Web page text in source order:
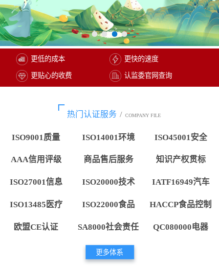
更低的成本 更快的速度
更贴心的收费 认监委官网查询
热门认证服务 / COMPANY FILE
ISO9001质量 ISO14001环境 ISO45001安全
AAA信用评级 商品售后服务 知识产权贯标
ISO27001信息 ISO20000技术 IATF16949汽车
ISO13485医疗 ISO22000食品 HACCP食品控制
欧盟CE认证 SA8000社会责任 QC080000电器
更多体系